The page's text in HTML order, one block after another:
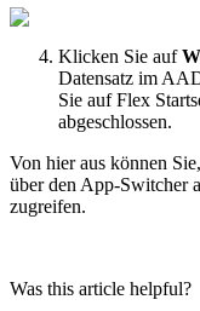
Klicken Sie auf
Datensatz im
Sie auf Flex
abgeschlossen.
Von hier aus können Sie,
über den App-Switcher
zugreifen.
Was this article helpful?